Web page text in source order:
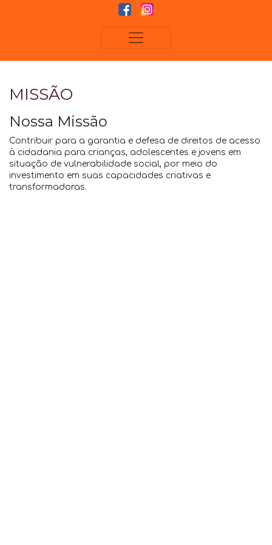
MISSÃO
Nossa Missão
Contribuir para a garantia e defesa de direitos de acesso
à cidadania para crianças, adolescentes e jovens em
situação de vulnerabilidade social, por meio do
investimento em suas capacidades criativas e
transformadoras.